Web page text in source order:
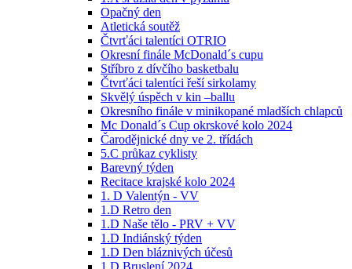
Opačný den
Atletická soutěž
Čtvrťáci talentíci OTRIO
Okresní finále McDonald´s cupu
Stříbro z dívčího basketbalu
Čtvrťáci talentíci řeší sirkolamy
Skvělý úspěch v kin –ballu
Okresního finále v minikopané mladších chlapců
Mc Donald´s Cup okrskové kolo 2024
Čarodějnické dny ve 2. třídách
5.C průkaz cyklisty
Barevný týden
Recitace krajské kolo 2024
1. D Valentýn - VV
1.D Retro den
1.D Naše tělo - PRV + VV
1.D Indiánský týden
1.D Den bláznivých účesů